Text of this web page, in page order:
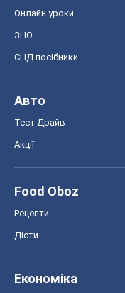
Онлайн уроки
ЗНО
СНД посібники
Авто
Тест Драйв
Акції
Food Oboz
Рецепти
Дієти
Економіка